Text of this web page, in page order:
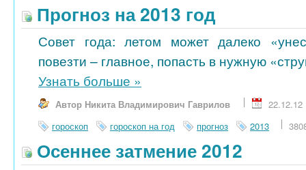
Прогноз на 2013 год
Совет года: летом может далеко
повезти – главное, попасть в нужную
Узнать больше »
Автор Никита Владимирович Гаврилов
22.12.12
гороскоп
гороскоп на год прогноз 2013
Осеннее затмение 2012